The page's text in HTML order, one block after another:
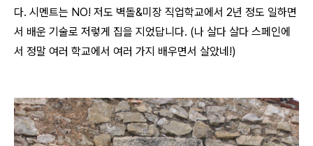
다. 시멘트는 NO! 저도 벽돌&미장 직업학교에서 2년 정도 일하면
서 배운 기술로 저렇게 집을 지었답니다. (나 살다 살다 스페인에
서 정말 여러 학교에서 여러 가지 배우면서 살았네!)